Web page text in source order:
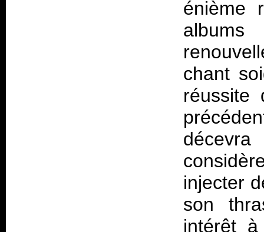
énième
chant
injecter
son
intérêt